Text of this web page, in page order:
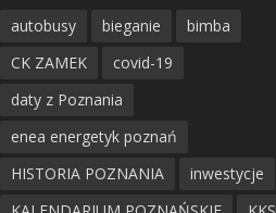
autobusy bieganie
bimba
CK ZAMEK
covid-19
daty z Poznania
enea energetyk poznań
HISTORIA POZNANIA
inwestycje